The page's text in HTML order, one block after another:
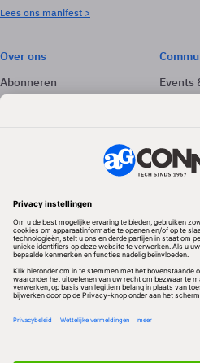
Lees ons manifest >
Over ons
Abonneren
Adverteren
Events
Volg ons
Redactionele partner
Algemene Voorwaarden & Copyrights